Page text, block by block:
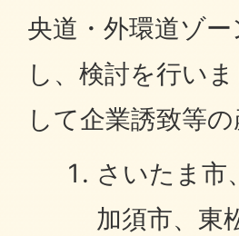
央道・外環道ゾ
し、検討を行い
して企業誘致等
さいたま市
加須市、東